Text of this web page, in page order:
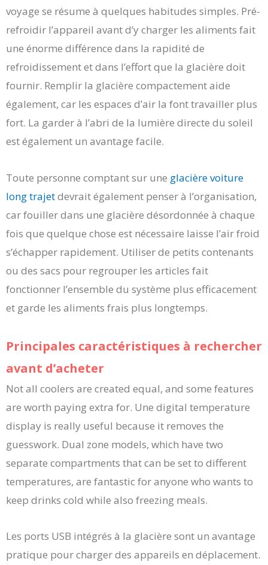
voyage se résume à quelques habitudes simples. Pré-
refroidir l’appareil avant d’y charger les aliments fait
une énorme différence dans la rapidité de
refroidissement et dans l’effort que la glacière doit
fournir. Remplir la glacière compactement aide
également, car les espaces d’air la font travailler plus
fort. La garder à l’abri de la lumière directe du soleil
est également un avantage facile.
Toute personne comptant sur une glacière voiture
long trajetdevrait également penser à l’organisation,
car fouiller dans une glacière désordonnée à chaque
fois que quelque chose est nécessaire laisse l’air froid
s’échapper rapidement. Utiliser de petits contenants
ou des sacs pour regrouper les articles fait
fonctionner l’ensemble du système plus efficacement
et garde les aliments frais plus longtemps.
Principales caractéristiques à rechercher
avant d’acheter
Not all coolers are created equal, and some features
are worth paying extra for. Une digital temperature
display is really useful because it removes the
guesswork. Dual zone models, which have two
separate compartments that can be set to different
temperatures, are fantastic for anyone who wants to
keep drinks cold while also freezing meals.
Les ports USB intégrés à la glacière sont un avantage
pratique pour charger des appareils en déplacement.